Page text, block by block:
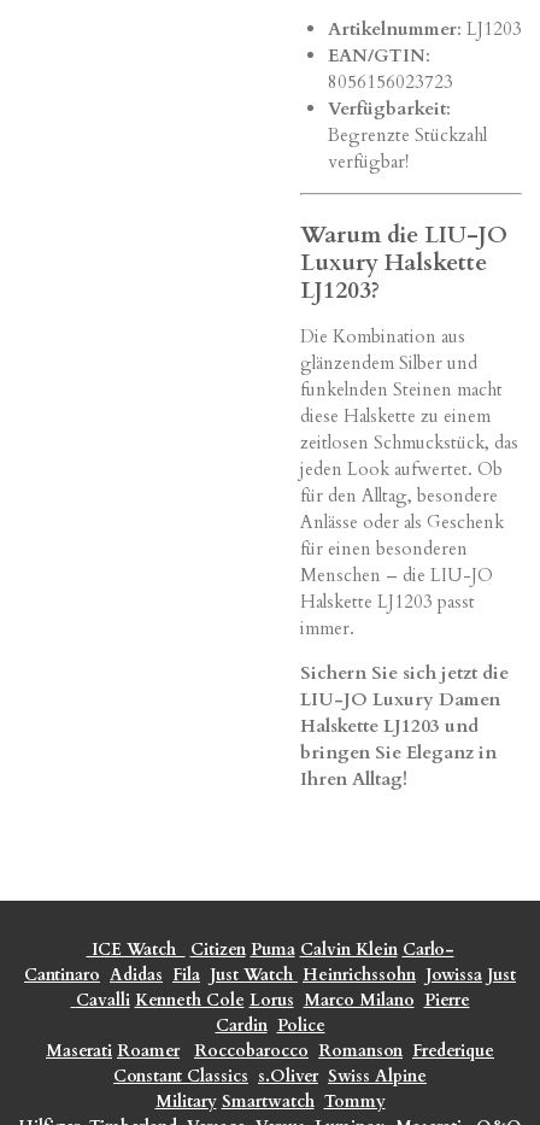
Artikelnummer: LJ1203
EAN/GTIN:
8056156023723
Verfügbarkeit:
Begrenzte Stückzahl
verfügbar!
Warum die LIU-JO
Luxury Halskette
LJ1203?
Die Kombination aus
glänzendem Silber und
funkelnden Steinen macht
diese Halskette zu einem
zeitlosen Schmuckstück, das
jeden Look aufwertet. Ob
für den Alltag, besondere
Anlässe oder als Geschenk
für einen besonderen
Menschen – die LIU-JO
Halskette LJ1203 passt
immer.
Sichern Sie sich jetzt die
LIU-JO Luxury Damen
Halskette LJ1203 und
bringen Sie Eleganz in
Ihren Alltag!
ICE Watch Citizen Puma Calvin Klein Carlo-
Cantinaro Adidas Fila Just Watch Heinrichssohn Jowissa Just
Cavalli Kenneth Cole Lorus Marco Milano Pierre
Cardin Police
Maserati Roamer Roccobarocco Romanson Frederique
Constant Classics s.Oliver Swiss Alpine
Military Smartwatch Tommy